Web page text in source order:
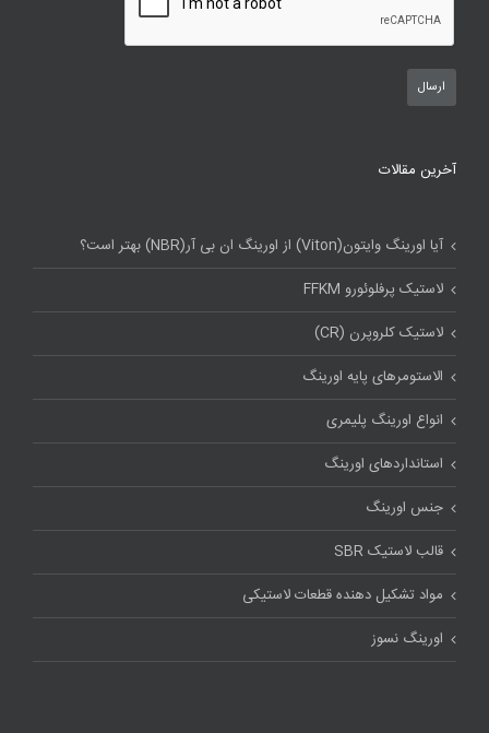
آخرین مقالات
آیا اورینگ وایتون(Viton) از اورینگ ان بی آر(NBR) بهتر است؟
لاستیک پرفلوئورو FFKM
لاستیک کلروپرن (CR)
الاستومرهای پایه اورینگ
انواع اورینگ پلیمری
استاندارد‌های اورینگ
جنس اورینگ
قالب لاستیک SBR
مواد تشکیل دهنده قطعات لاستیکی
اورینگ نسوز